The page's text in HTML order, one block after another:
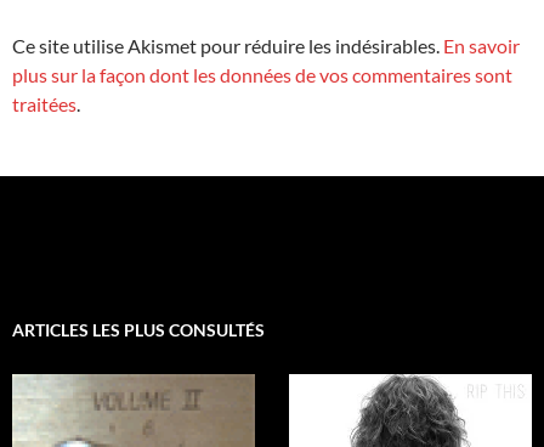
Ce site utilise Akismet pour réduire les indésirables. En savoir
plus sur la façon dont les données de vos commentaires sont
traitées.
ARTICLES LES PLUS CONSULTÉS